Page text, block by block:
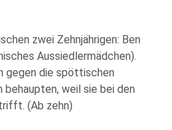
zwei Zehnjährigen: Ben
Aussiedlermädchen).
gegen die spöttischen
behaupten, weil sie bei den
(Ab zehn)